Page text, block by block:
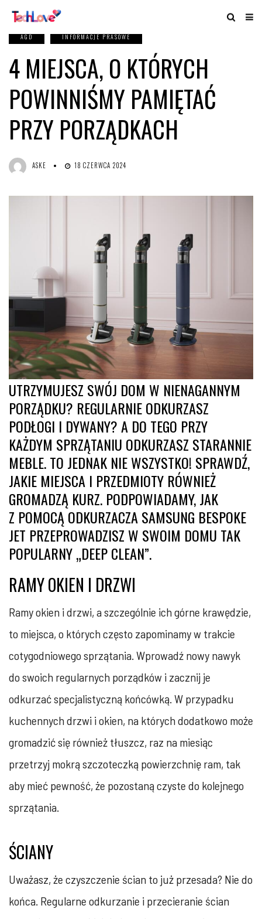
AGD INFORMACJE PRASOWE
4 MIEJSCA, O KTÓRYCH
POWINNIŚMY PAMIĘTAĆ
PRZY PORZĄDKACH
ASKE 18 CZERWCA 2024
UTRZYMUJESZ SWÓJ DOM W NIENAGANNYM
PORZĄDKU? REGULARNIE ODKURZASZ
PODŁOGI I DYWANY? A DO TEGO PRZY
KAŻDYM SPRZĄTANIU ODKURZASZ STARANNIE
MEBLE. TO JEDNAK NIE WSZYSTKO! SPRAWDŹ,
JAKIE MIEJSCA I PRZEDMIOTY RÓWNIEŻ
GROMADZĄ KURZ. PODPOWIADAMY, JAK
Z POMOCĄ ODKURZACZA SAMSUNG BESPOKE
JET PRZEPROWADZISZ W SWOIM DOMU TAK
POPULARNY „DEEP CLEAN”.
RAMY OKIEN I DRZWI
Ramy okien i drzwi, a szczególnie ich górne krawędzie,
to miejsca, o których często zapominamy w trakcie
cotygodniowego sprzątania. Wprowadź nowy nawyk
do swoich regularnych porządków i zacznij je
odkurzać specjalistyczną końcówką. W przypadku
kuchennych drzwi i okien, na których dodatkowo może
gromadzić się również tłuszcz, raz na miesiąc
przetrzyj mokrą szczoteczką powierzchnię ram, tak
aby mieć pewność, że pozostaną czyste do kolejnego
sprzątania.
ŚCIANY
Uważasz, że czyszczenie ścian to już przesada? Nie do
końca. Regularne odkurzanie i przecieranie ścian